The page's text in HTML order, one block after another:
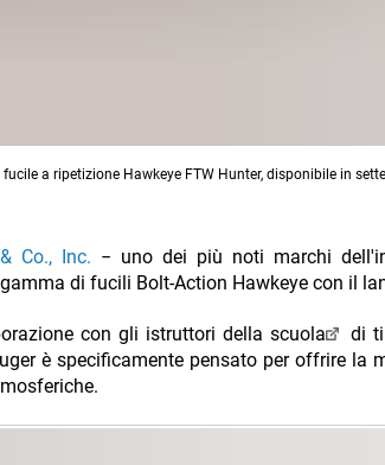
a ripetizione Hawkeye FTW Hunter, disponibile in
Co., Inc. − uno dei più noti marchi
di fucili Bolt-Action Hawkeye con il
con gli istruttori della scuola
di
massima versatilità nella caccia alle prede più impegnative in